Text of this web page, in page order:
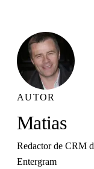
AUTOR
Matias
Redactor de CRM
Entergram